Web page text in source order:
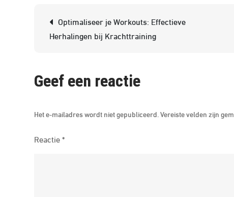
Berichtnavigatie
Optimaliseer je Workouts: Effectieve
Herhalingen bij Krachttraining
Geef een reactie
Het e-mailadres wordt niet gepubliceerd. Vereiste velden zijn
Reactie*